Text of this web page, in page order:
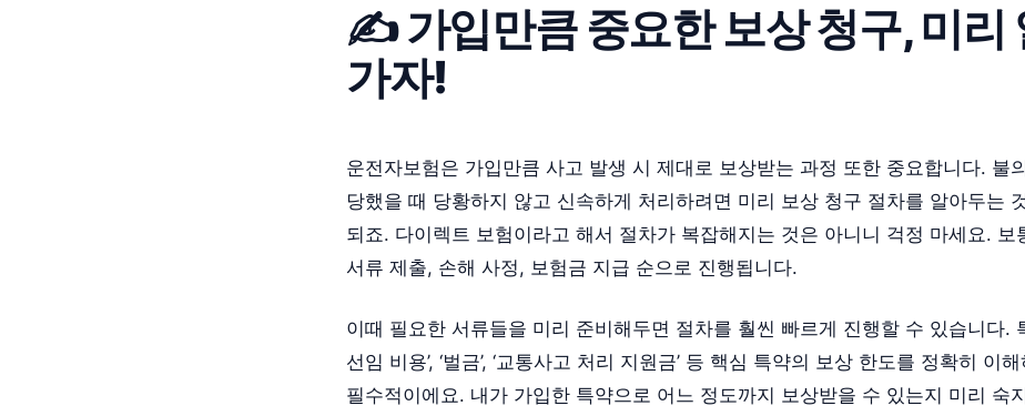
✍️ 가입만큼 중요한 보상 청구, 미리
가자!
운전자보험은 가입만큼 사고 발생 시 제대로 보상받는 과정 또한 중요합니다. 불
당했을 때 당황하지 않고 신속하게 처리하려면 미리 보상 청구 절차를 알아두는
되죠. 다이렉트 보험이라고 해서 절차가 복잡해지는 것은 아니니 걱정 마세요. 보
서류 제출, 손해 사정, 보험금 지급 순으로 진행됩니다.
이때 필요한 서류들을 미리 준비해두면 절차를 훨씬 빠르게 진행할 수 있습니다.
선임 비용’, ‘벌금’, ‘교통사고 처리 지원금’ 등 핵심 특약의 보상 한도를 정확히 이
필수적이에요. 내가 가입한 특약으로 어느 정도까지 보상받을 수 있는지 미리 숙